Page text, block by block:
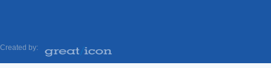
Created by: